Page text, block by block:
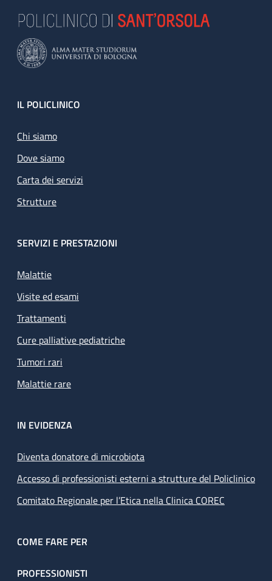
Footer
IL POLICLINICO
Chi siamo
Dove siamo
Carta dei servizi
Strutture
SERVIZI E PRESTAZIONI
Malattie
Visite ed esami
Trattamenti
Cure palliative pediatriche
Tumori rari
Malattie rare
IN EVIDENZA
Diventa donatore di microbiota
Accesso di professionisti esterni a strutture del Policlinico
Comitato Regionale per l’Etica nella Clinica COREC
COME FARE PER
PROFESSIONISTI